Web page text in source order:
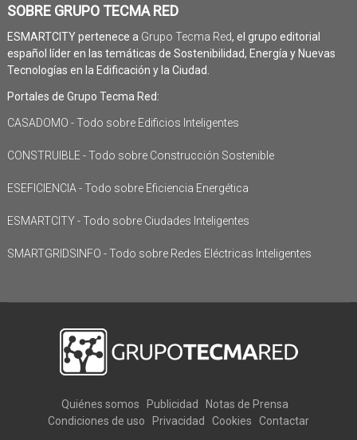
SOBRE GRUPO TECMA RED
ESMARTCITY pertenece a Grupo Tecma Red, el grupo editorial
español líder en las temáticas de Sostenibilidad, Energía y Nuevas
Tecnologías en la Edificación y la Ciudad.
Portales de Grupo Tecma Red:
CASADOMO - Todo sobre Edificios Inteligentes
CONSTRUIBLE - Todo sobre Construcción Sostenible
ESEFICIENCIA - Todo sobre Eficiencia Energética
ESMARTCITY - Todo sobre Ciudades Inteligentes
SMARTGRIDSINFO - Todo sobre Redes Eléctricas Inteligentes
Quiénes somos Publicidad
Notas de Prensa
Condiciones de uso
Privacidad Cookies Contactar